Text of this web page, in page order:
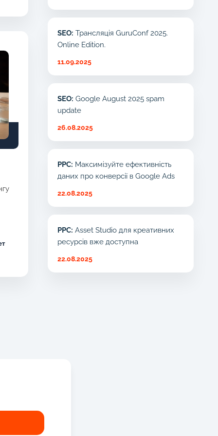
SEO: Трансляція GuruConf 2025.
Online Edition.
11.09.2025
SEO: Google August 2025 spam
update
26.08.2025
PPC: Максимізуйте ефективність
даних про конверсії в Google Ads
22.08.2025
PPC: Asset Studio для креативних
ресурсів вже доступна
22.08.2025